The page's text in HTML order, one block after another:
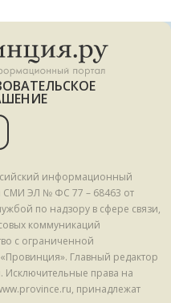
информационный
СМИ ЭЛ № ФС 77 – 68463 от
по надзору в сфере связи,
коммуникаций
с ограниченной
Главный редактор
Исключительные права на
принадлежат